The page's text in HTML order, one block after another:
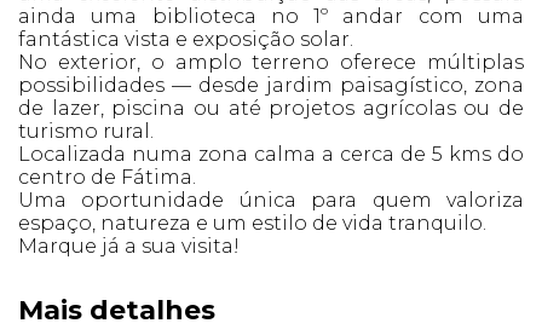
ainda uma biblioteca no 1º andar com uma
fantástica vista e exposição solar.
No exterior, o amplo terreno oferece múltiplas
possibilidades — desde jardim paisagístico, zona
de lazer, piscina ou até projetos agrícolas ou de
turismo rural.
Localizada numa zona calma a cerca de 5 kms do
centro de Fátima.
Uma oportunidade única para quem valoriza
espaço, natureza e um estilo de vida tranquilo.
Marque já a sua visita!
Mais detalhes